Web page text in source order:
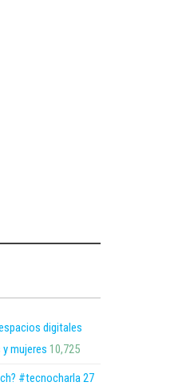
digitales
mujeres 10,725
#tecnocharla 27